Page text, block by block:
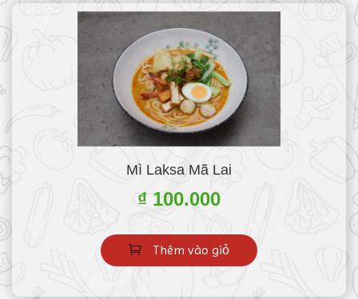
Mì Laksa Mã Lai
₫ 100.000
Thêm vào giỏ